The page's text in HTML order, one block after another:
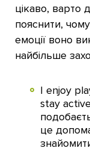
цікаво, варто
пояснити,
емоції воно
найбільше
I enjoy
stay
це